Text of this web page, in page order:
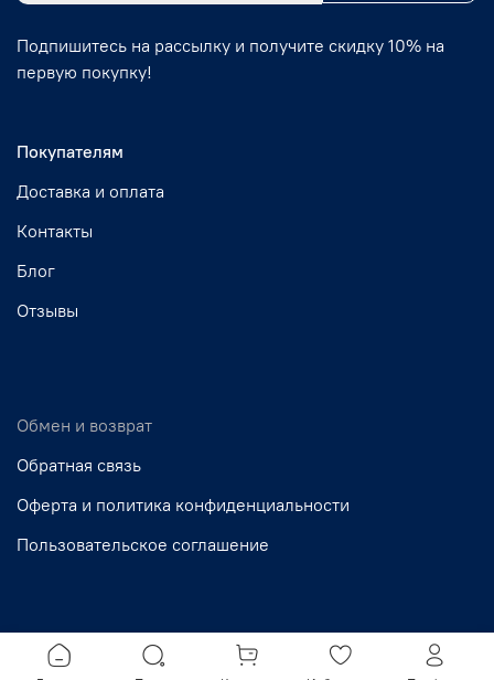
Покупателям
Доставка и оплата
Контакты
Блог
Отзывы
Обмен и возврат
Обратная связь
Оферта и политика конфиденциальности
Пользовательское соглашение
Подпишитесь на рассылку и получите скидку 10% на
первую покупку!